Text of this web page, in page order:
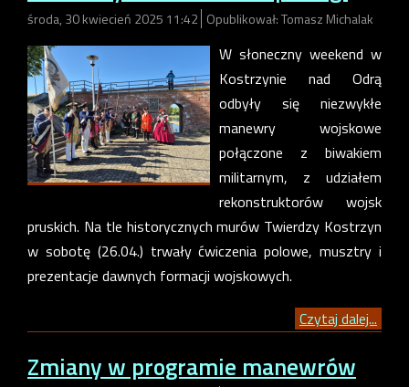
środa, 30 kwiecień 2025 11:42 Opublikował: Tomasz Michalak
W słoneczny weekend w
Kostrzynie nad Odrą
odbyły się niezwykłe
manewry wojskowe
połączone z biwakiem
militarnym, z udziałem
rekonstruktorów wojsk
pruskich. Na tle historycznych murów Twierdzy Kostrzyn
w sobotę (26.04.) trwały ćwiczenia polowe, musztry i
prezentacje dawnych formacji wojskowych.
Czytaj dalej...
Zmiany w programie manewrów